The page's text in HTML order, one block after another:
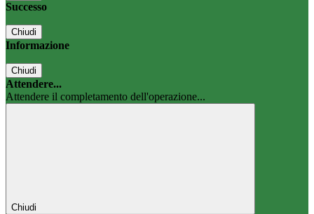
Successo
Chiudi
Informazione
Chiudi
Attendere...
Attendere il completamento dell'operazione...
Chiudi